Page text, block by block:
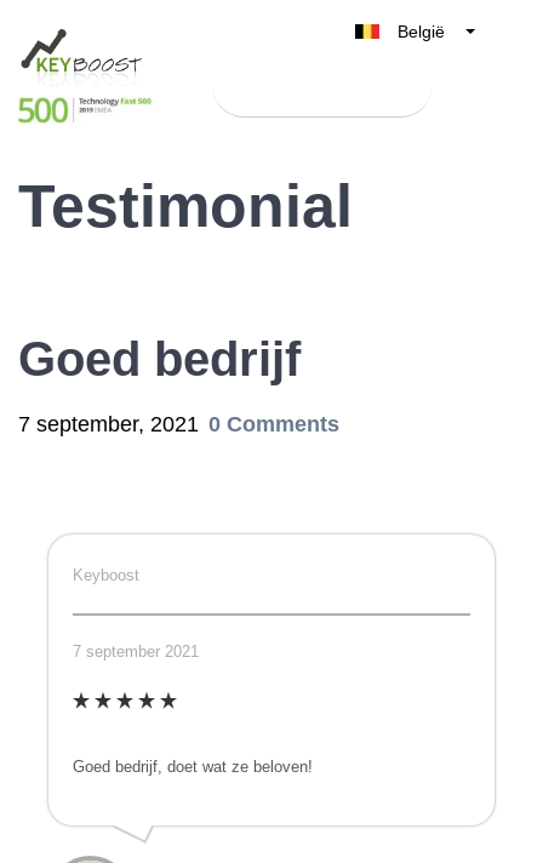
België
Nederland
Testimonial
Goed bedrijf
7 september, 2021 0 Comments
Keyboost
7 september 2021
Goed bedrijf, doet wat ze beloven!